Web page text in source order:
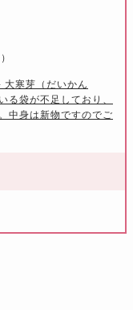
寒芽（だいかん
る袋が不足しており、
中身は新物ですのでご